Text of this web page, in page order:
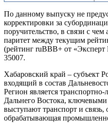
По данному выпуску не
корректировки за
поручительство, в связи с чем
паритет между текущим
(рейтинг ruВВВ+ от «Эксперт
35007.
Хабаровский край – субъект
входящий в состав
Регион является
Дальнего Востока,
выступают транспорт и связь,
обрабатывающая